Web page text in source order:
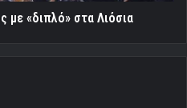
με «διπλό» στα Λιόσια